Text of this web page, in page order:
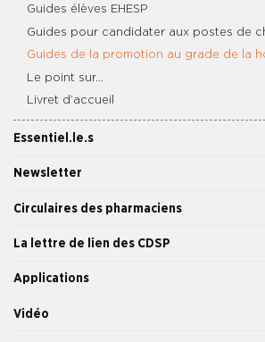
Guides élèves EHESP
Guides pour candidater aux postes de
Guides de la promotion au grade de la
Le point sur…
Livret d’accueil
Essentiel.le.s
Newsletter
Circulaires des pharmaciens
La lettre de lien des CDSP
Applications
Vidéo